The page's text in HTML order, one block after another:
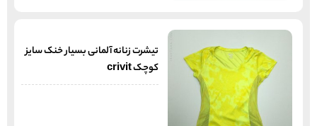
تیشرت زنانه آلمانی بسیار خنک سایز
کوچک crivit